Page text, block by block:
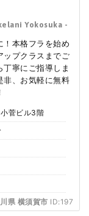
Yokosuka -
！本格フラを始め
ップクラスまでご
寧にご指導しま
非、お気軽に無料
菅ビル3階
県 横須賀市 ID:197